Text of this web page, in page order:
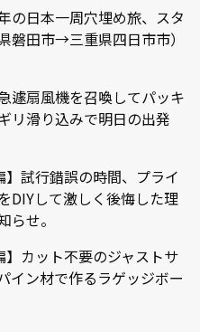
の日本一周穴埋め旅、スタ
磐田市→三重県四日市市）
遽扇風機を召喚してパッキ
リ滑り込みで明日の出発
】試行錯誤の時間、プライ
DIYして激しく後悔した理
らせ。
】カット不要のジャストサ
ン材で作るラゲッジボー